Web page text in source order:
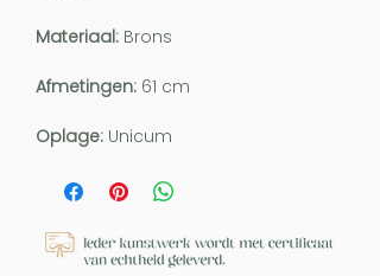
Materiaal: Brons
Afmetingen: 61 cm
Oplage: Unicum